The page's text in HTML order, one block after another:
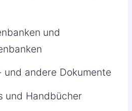
und
und andere Dokumente
und Handbücher